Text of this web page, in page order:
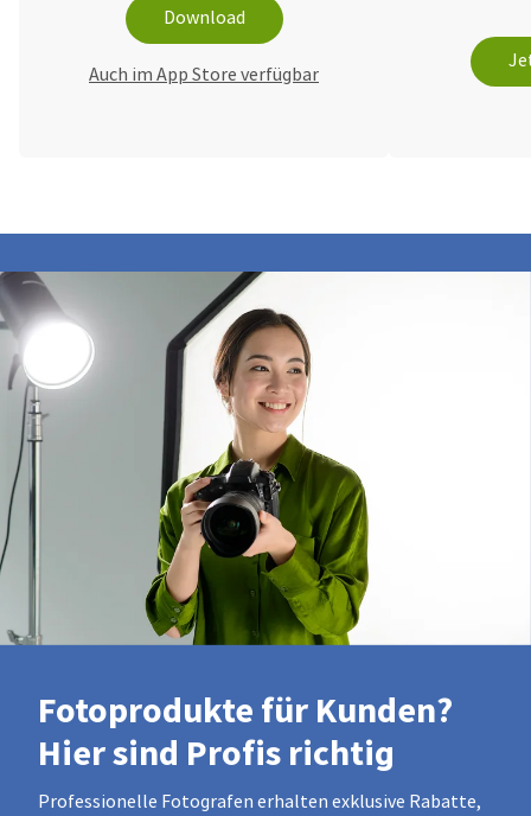
Download
Auch im App Store verfügbar
Fotoprodukte für Kunden?
Hier sind Profis richtig
Professionelle Fotografen erhalten exklusive Rabatte,